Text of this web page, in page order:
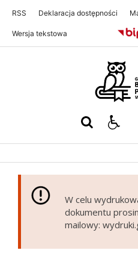
RSS Deklaracja dostępności
Wersja tekstowa
W celu
dokumentu
mailowy: